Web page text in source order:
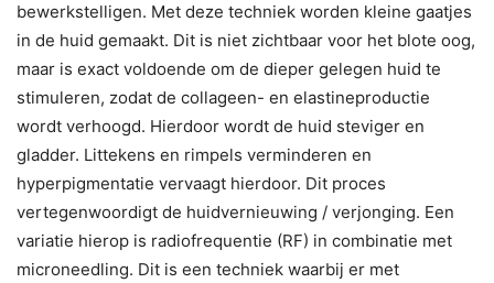
bewerkstelligen. Met deze techniek worden kleine gaatjes
in de huid gemaakt. Dit is niet zichtbaar voor het blote oog,
maar is exact voldoende om de dieper gelegen huid te
stimuleren, zodat de collageen- en elastineproductie
wordt verhoogd. Hierdoor wordt de huid steviger en
gladder. Littekens en rimpels verminderen en
hyperpigmentatie vervaagt hierdoor. Dit proces
vertegenwoordigt de huidvernieuwing / verjonging. Een
variatie hierop is radiofrequentie (RF) in combinatie met
microneedling. Dit is een techniek waarbij er met